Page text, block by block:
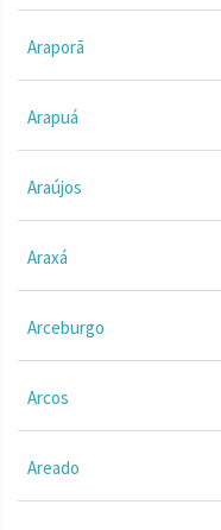
Araporã
Arapuá
Araújos
Araxá
Arceburgo
Arcos
Areado